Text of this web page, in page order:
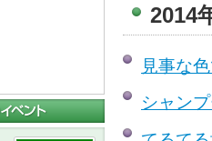
2014
見事な
シャン